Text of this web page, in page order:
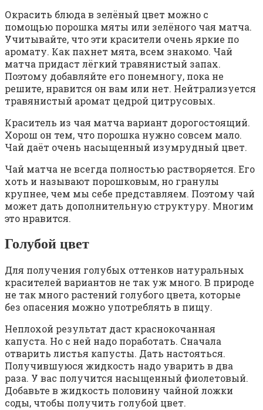
Окрасить блюда в зелёный цвет можно с
помощью порошка мяты или зелёного чая матча.
Учитывайте, что эти красители очень яркие по
аромату. Как пахнет мята, всем знакомо. Чай
матча придаст лёгкий травянистый запах.
Поэтому добавляйте его понемногу, пока не
решите, нравится он вам или нет. Нейтрализуется
травянистый аромат цедрой цитрусовых.
Краситель из чая матча вариант дорогостоящий.
Хорош он тем, что порошка нужно совсем мало.
Чай даёт очень насыщенный изумрудный цвет.
Чай матча не всегда полностью растворяется. Его
хоть и называют порошковым, но гранулы
крупнее, чем мы себе представляем. Поэтому чай
может дать дополнительную структуру. Многим
это нравится.
Голубой цвет
Для получения голубых оттенков натуральных
красителей вариантов не так уж много. В природе
не так много растений голубого цвета, которые
без опасения можно употреблять в пищу.
Неплохой результат даст краснокочанная
капуста. Но с ней надо поработать. Сначала
отварить листья капусты. Дать настояться.
Получившуюся жидкость надо уварить в два
раза. У вас получится насыщенный фиолетовый.
Добавьте в жидкость половину чайной ложки
соды, чтобы получить голубой цвет.